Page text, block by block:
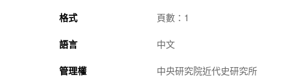
格式 頁數：1
語言 中文
管理權 中央研究院近代史研究所